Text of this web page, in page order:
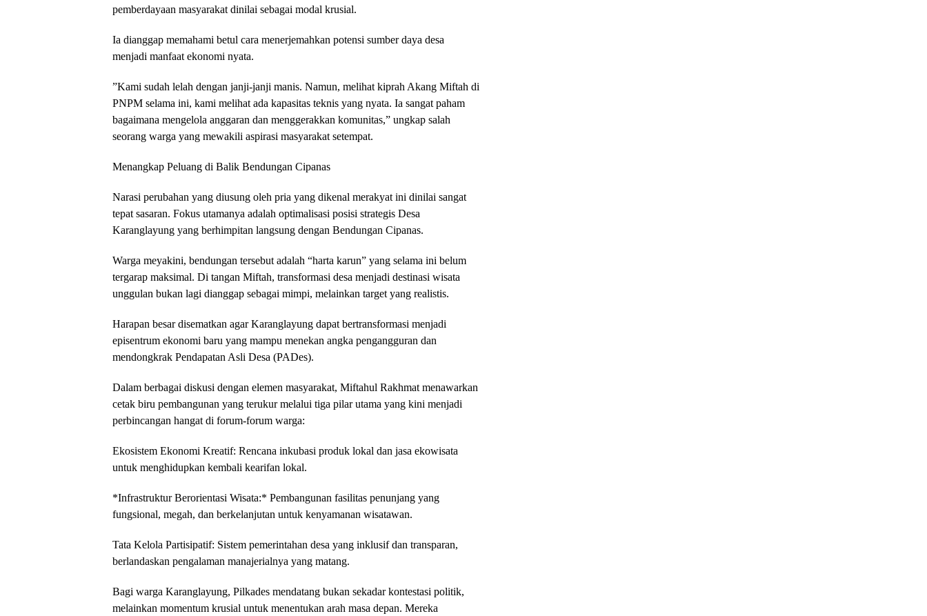
pemberdayaan masyarakat dinilai sebagai modal krusial.
Ia dianggap memahami betul cara menerjemahkan potensi sumber daya desa
menjadi manfaat ekonomi nyata.
​”Kami sudah lelah dengan janji-janji manis. Namun, melihat kiprah Akang Miftah di
PNPM selama ini, kami melihat ada kapasitas teknis yang nyata. Ia sangat paham
bagaimana mengelola anggaran dan menggerakkan komunitas,” ungkap salah
seorang warga yang mewakili aspirasi masyarakat setempat.
Menangkap Peluang di Balik Bendungan Cipanas
​Narasi perubahan yang diusung oleh pria yang dikenal merakyat ini dinilai sangat
tepat sasaran. Fokus utamanya adalah optimalisasi posisi strategis Desa
Karanglayung yang berhimpitan langsung dengan Bendungan Cipanas.
​Warga meyakini, bendungan tersebut adalah “harta karun” yang selama ini belum
tergarap maksimal. Di tangan Miftah, transformasi desa menjadi destinasi wisata
unggulan bukan lagi dianggap sebagai mimpi, melainkan target yang realistis.
Harapan besar disematkan agar Karanglayung dapat bertransformasi menjadi
episentrum ekonomi baru yang mampu menekan angka pengangguran dan
mendongkrak Pendapatan Asli Desa (PADes).
​Dalam berbagai diskusi dengan elemen masyarakat, Miftahul Rakhmat menawarkan
cetak biru pembangunan yang terukur melalui tiga pilar utama yang kini menjadi
perbincangan hangat di forum-forum warga:
Ekosistem Ekonomi Kreatif: Rencana inkubasi produk lokal dan jasa ekowisata
untuk menghidupkan kembali kearifan lokal.
*​Infrastruktur Berorientasi Wisata:* Pembangunan fasilitas penunjang yang
fungsional, megah, dan berkelanjutan untuk kenyamanan wisatawan.
Tata Kelola Partisipatif: Sistem pemerintahan desa yang inklusif dan transparan,
berlandaskan pengalaman manajerialnya yang matang.
​Bagi warga Karanglayung, Pilkades mendatang bukan sekadar kontestasi politik,
melainkan momentum krusial untuk menentukan arah masa depan. Mereka